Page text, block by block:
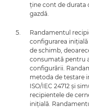
ţine cont de durata
gazdă.
Randamentul
configurarea
de schimb,
consumată pentru
configurării.
metoda de testare
ISO/IEC 24712 şi
recipientele de
iniţială.